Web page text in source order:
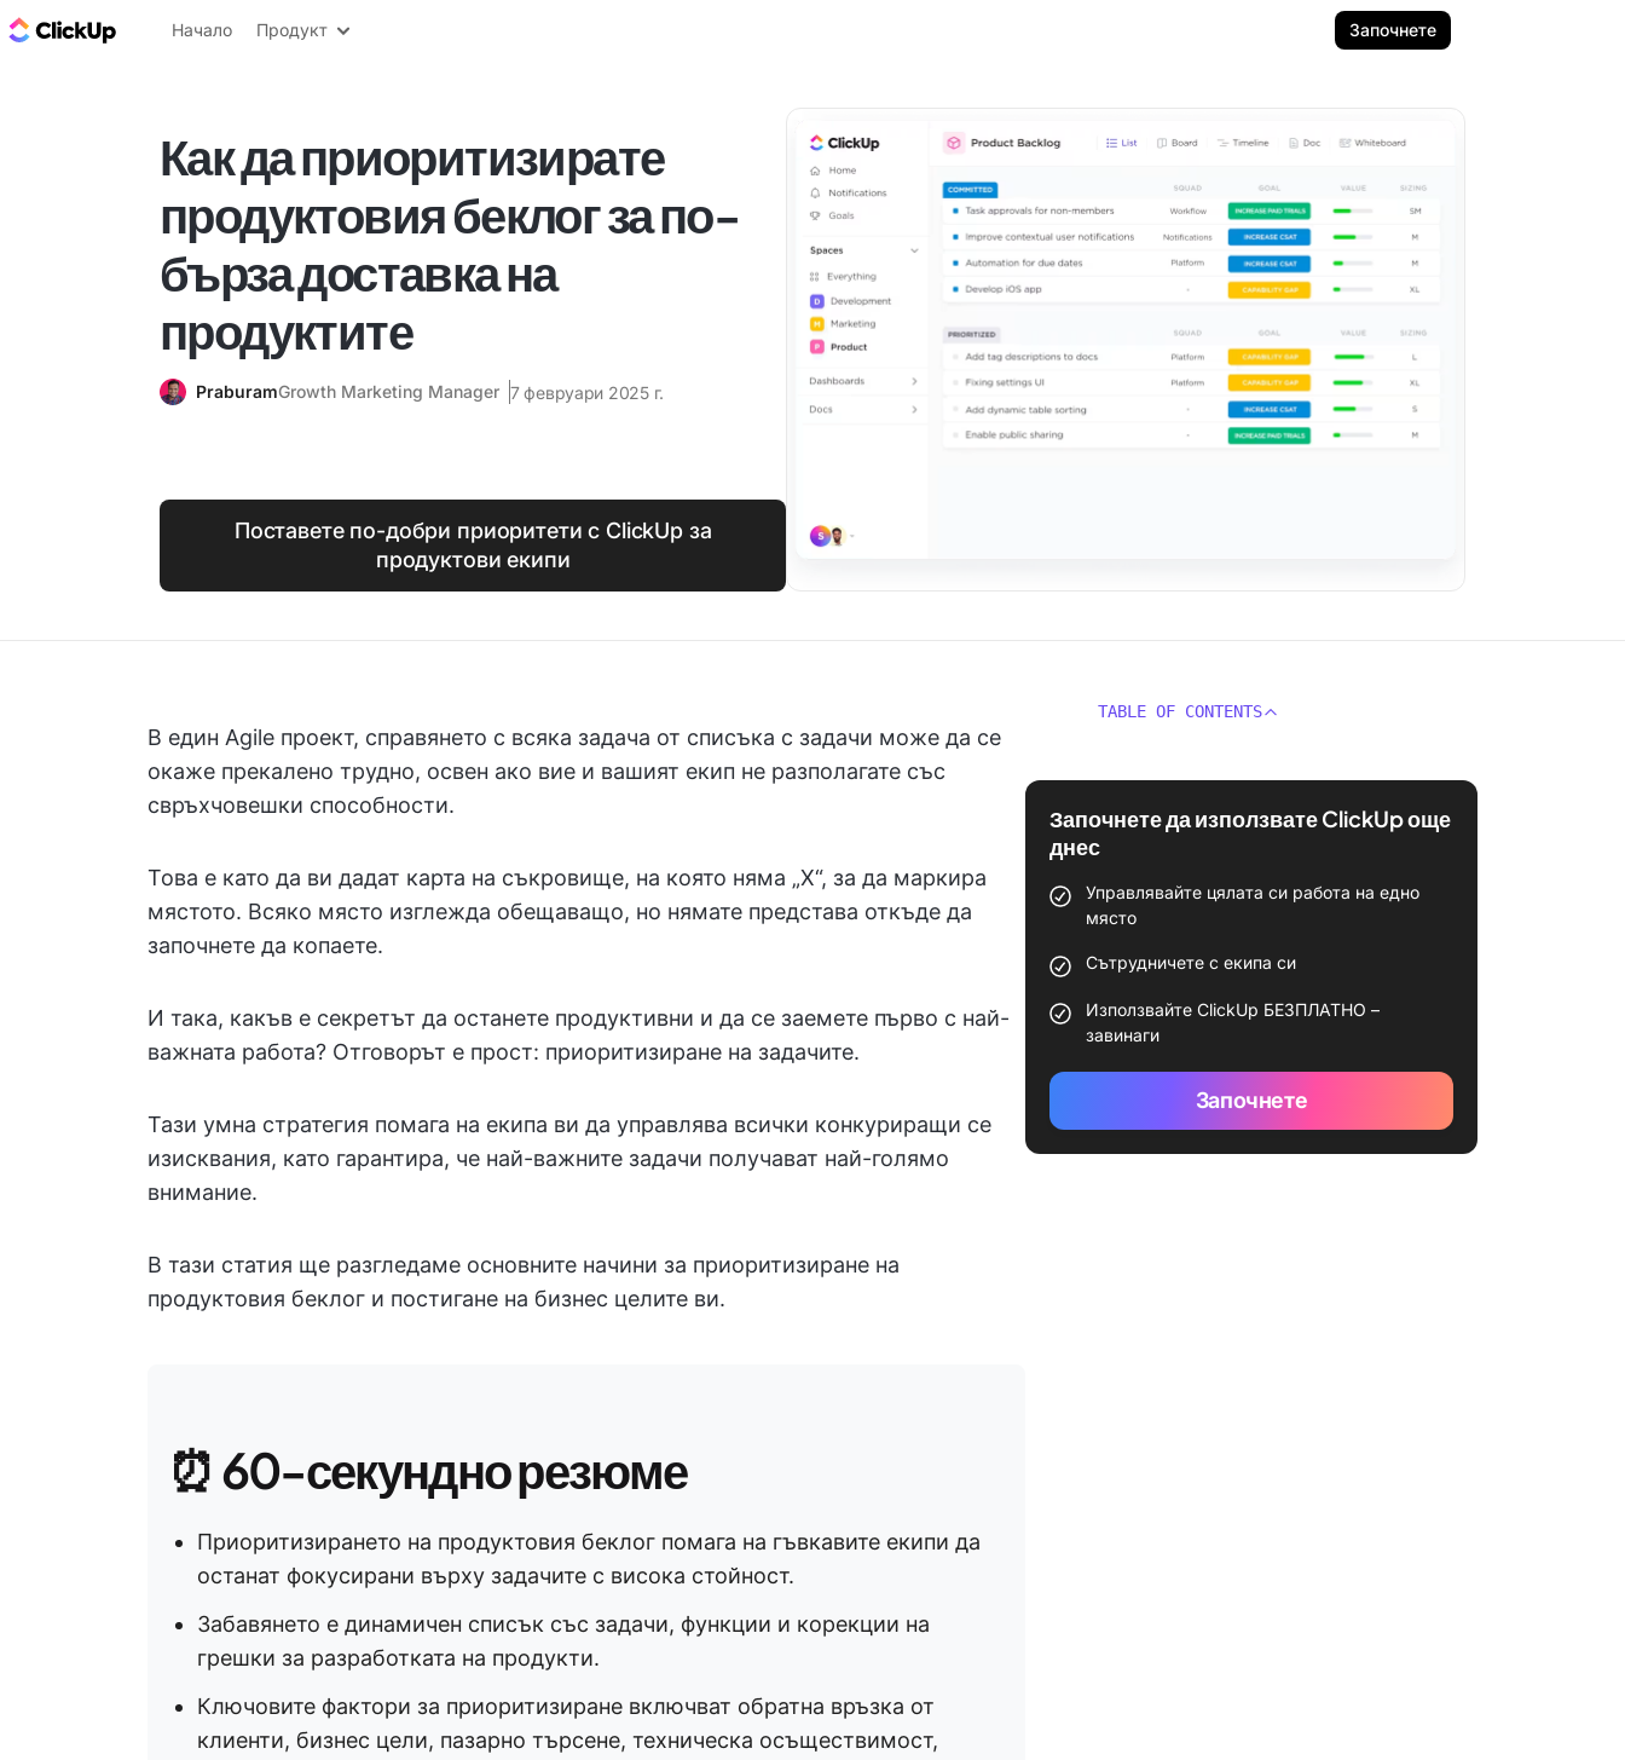
ClickUp блог
Начало Продукт Започнете
Как да приоритизирате
продуктовия беклог за по-
бърза доставка на
продуктите
PraburamGrowth Marketing Manager 7 февруари 2025 г.
Поставете по-добри приоритети с ClickUp за
продуктови екипи
В един Agile проект, справянето с всяка задача от списъка с задачи може да се
окаже прекалено трудно, освен ако вие и вашият екип не разполагате със
свръхчовешки способности.
Това е като да ви дадат карта на съкровище, на която няма „Х“, за да маркира
мястото. Всяко място изглежда обещаващо, но нямате представа откъде да
започнете да копаете.
И така, какъв е секретът да останете продуктивни и да се заемете първо с най-
важната работа? Отговорът е прост: приоритизиране на задачите.
Тази умна стратегия помага на екипа ви да управлява всички конкуриращи се
изисквания, като гарантира, че най-важните задачи получават най-голямо
внимание.
В тази статия ще разгледаме основните начини за приоритизиране на
продуктовия беклог и постигане на бизнес целите ви.
⏰ 60-секундно резюме
Приоритизирането на продуктовия беклог помага на гъвкавите екипи да
останат фокусирани върху задачите с висока стойност.
Забавянето е динамичен списък със задачи, функции и корекции на
грешки за разработката на продукти.
Ключовите фактори за приоритизиране включват обратна връзка от
клиенти, бизнес цели, пазарно търсене, техническа осъществимост,
TABLE OF CONTENTS
Започнете да използвате ClickUp още
днес
Управлявайте цялата си работа на едно
място
Сътрудничете с екипа си
Използвайте ClickUp БЕЗПЛАТНО –
завинаги
Започнете